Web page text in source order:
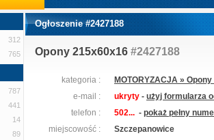
312
765
787
441
14
89
Ogłoszenie #2427188
Opony 215x60x16 #2427188
kategoria :
MOTORYZACJA » Opony
e-mail :
ukryty - użyj formularza
telefon :
502... - pokaż pełny
miejscowość :
Szczepanowice